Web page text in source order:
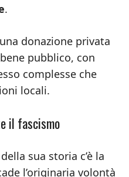
.
donazione privata
pubblico, con
complesse che
locali.
il fascismo
sua storia c’è la
l’originaria volontà